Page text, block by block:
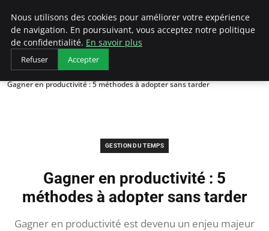
LECFCM
Accueil
Gestion du temps
Gagner en productivité : 5 méthodes à adopter sans tarder
GESTION DU TEMPS
Gagner en productivité : 5
méthodes à adopter sans tarder
Gagner en productivité est devenu un enjeu majeur
Nous utilisons des cookies pour améliorer votre expérience
de navigation. En poursuivant, vous acceptez notre politique
de confidentialité. En savoir plus
Refuser Accepter